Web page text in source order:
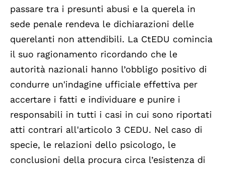
passare tra i presunti abusi e la querela in
sede penale rendeva le dichiarazioni delle
querelanti non attendibili. La CtEDU comincia
il suo ragionamento ricordando che le
autorità nazionali hanno l’obbligo positivo di
condurre un'indagine ufficiale effettiva per
accertare i fatti e individuare e punire i
responsabili in tutti i casi in cui sono riportati
atti contrari all'articolo 3 CEDU. Nel caso di
specie, le relazioni dello psicologo, le
conclusioni della procura circa l’esistenza di